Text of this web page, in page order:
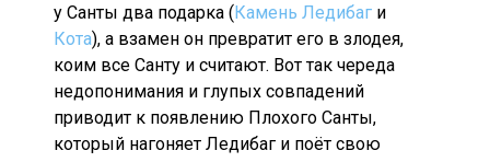
у Санты два подарка (Камень Ледибаг и
Кота), а взамен он превратит его в злодея,
коим все Санту и считают. Вот так череда
недопонимания и глупых совпадений
приводит к появлению Плохого Санты,
который нагоняет Ледибаг и поёт свою